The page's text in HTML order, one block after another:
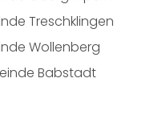
Treschklingen
Wollenberg
Babstadt